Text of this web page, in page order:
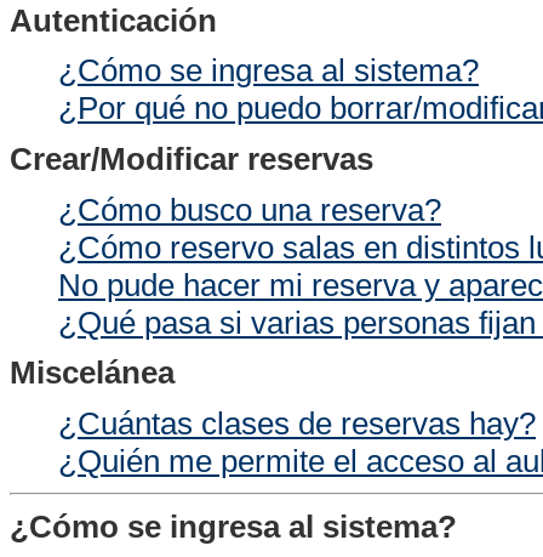
Autenticación
¿Cómo se ingresa al sistema?
¿Por qué no puedo borrar/
Crear/Modificar reservas
¿Cómo busco una reserva?
¿Cómo reservo salas en distintos
No pude hacer mi reserva y
¿Qué pasa si varias personas
Miscelánea
¿Cuántas clases de reservas hay?
¿Quién me permite el acceso al
¿Cómo se ingresa al sistema?